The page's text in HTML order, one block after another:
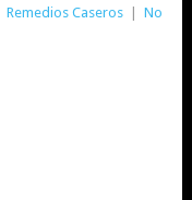
Remedios Caseros
No